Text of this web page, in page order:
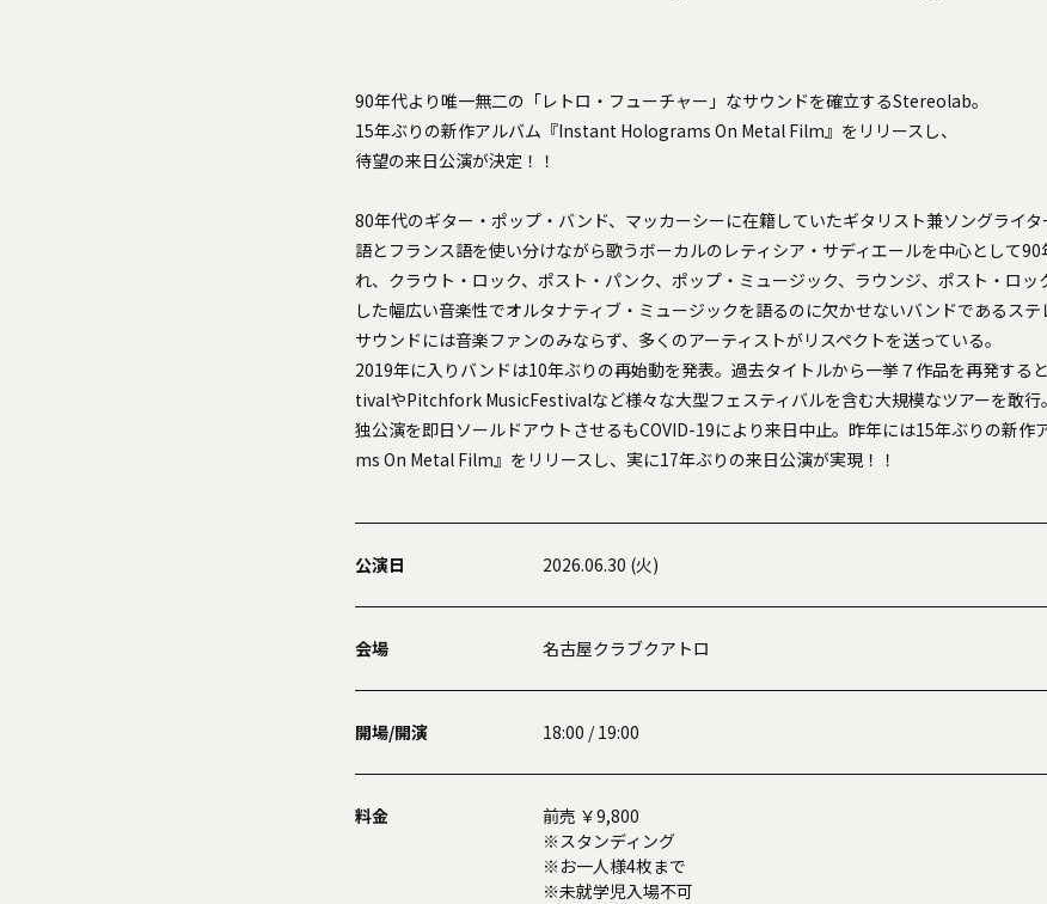
90年代より唯一無二の「レトロ・フューチャー」なサウンドを確立するStereolab。
15年ぶりの新作アルバム『Instant Holograms On Metal Film』をリリースし、
待望の来日公演が決定！！
80年代のギター・ポップ・バンド、マッカーシーに在籍していたギタリスト兼ソングライ
語とフランス語を使い分けながら歌うボーカルのレティシア・サディエールを中心として
れ、クラウト・ロック、ポスト・パンク、ポップ・ミュージック、ラウンジ、ポスト・ロ
した幅広い音楽性でオルタナティブ・ミュージックを語るのに欠かせないバンドであるス
サウンドには音楽ファンのみならず、多くのアーティストがリスペクトを送っている。
2019年に入りバンドは10年ぶりの再始動を発表。過去タイトルから一挙７作品を再発する
tivalやPitchfork MusicFestivalなど様々な大型フェスティバルを含む大規模なツアーを敢行
独公演を即日ソールドアウトさせるもCOVID-19により来日中止。昨年には15年ぶりの新
ms On Metal Film』をリリースし、実に17年ぶりの来日公演が実現！！
公演日 2026.06.30 (火)
会場 名古屋クラブクアトロ
開場/開演 18:00 / 19:00
料金
前売 ￥9,800
※スタンディング
※お一人様4枚まで
※未就学児入場不可